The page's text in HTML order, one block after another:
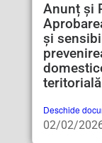
Anunț și
și
Deschide
02/02/